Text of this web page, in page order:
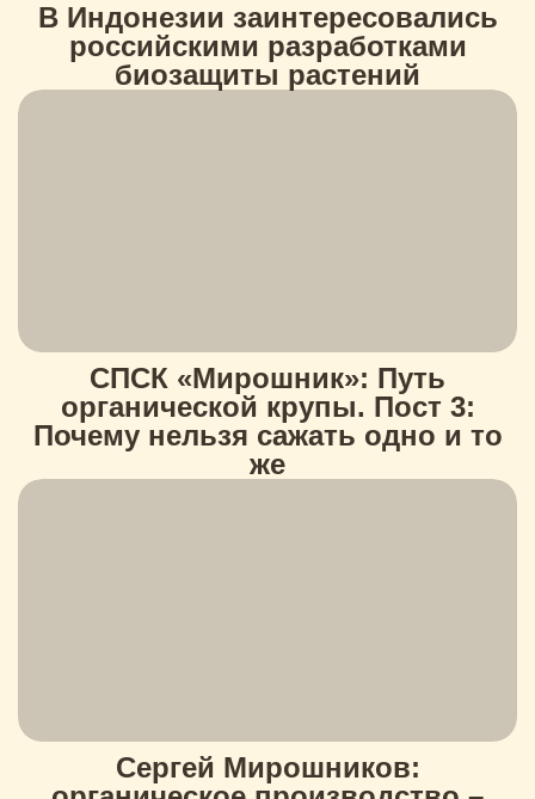
В Индонезии заинтересовались
российскими разработками
биозащиты растений
СПСК «Мирошник»: Путь
органической крупы. Пост 3:
Почему нельзя сажать одно и то
же
Сергей Мирошников: